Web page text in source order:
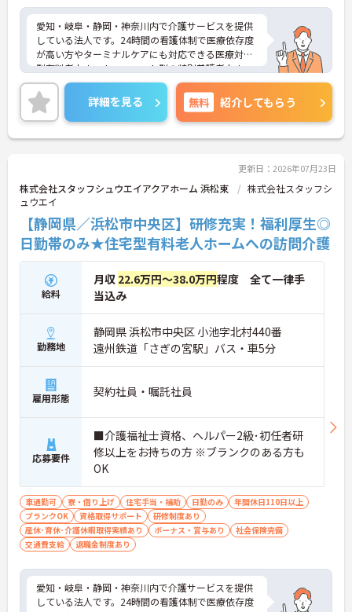
愛知・岐阜・静岡・神奈川内で介護サービスを提供
している法人です。24時間の看護体制で医療依存度
が高い方やターミナルケアにも対応できる医療対応
型有料老人ホーム、ユニット型の特別養護老人ホー
ムを運営しています。利用者様とスタッフとの距離
も近く、一人ひとりに寄り添ったケアが実現できま
す。福利厚生も整っており長く安心してご就業でき
る環境です。ご興味ある方には、面接対策ポイント
など、さらに詳細をお話しいたしますのでお気軽に
詳細を見る 無料 紹介してもらう
更新日：2026年07月23日
株式会社スタッフシュウエイアクアホーム 浜松東
株式会社スタッフシ
ュウエイ
【静岡県／浜松市中央区】研修充実！福利厚生◎
日勤帯のみ★住宅型有料老人ホームへの訪問介護
給料
月収 22.6万円～38.0万円程度 全て一律手
当込み
勤務地
静岡県 浜松市中央区 小池字北村440番
遠州鉄道「さぎの宮駅」バス・車5分
雇用形態 契約社員・嘱託社員
応募要件
■介護福祉士資格、ヘルパー2級･初任者研
修以上をお持ちの方 ※ブランクのある方も
OK
車通勤可 寮・借り上げ 住宅手当・補助 日勤のみ
年間休日110日以上
ブランクOK
資格取得サポート
研修制度あり
産休･育休･介護休暇取得実績あり
ボーナス・賞与あり
社会保険完備
交通費支給
退職金制度あり
愛知・岐阜・静岡・神奈川内で介護サービスを提供
している法人です。24時間の看護体制で医療依存度